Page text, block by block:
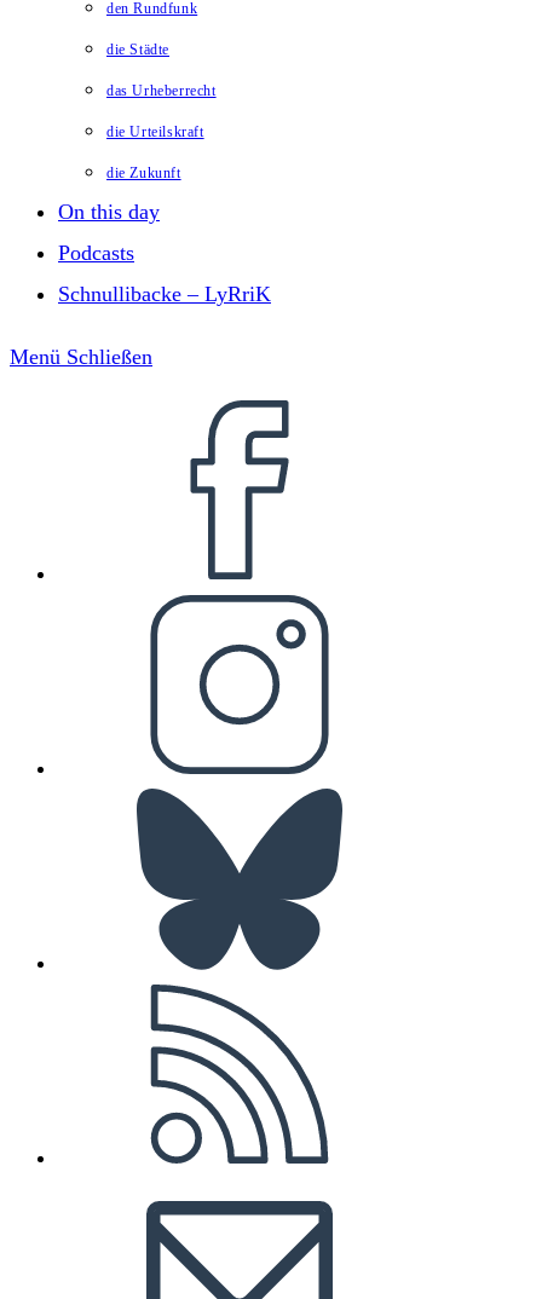
den Rundfunk
die Städte
das Urheberrecht
die Urteilskraft
die Zukunft
On this day
Podcasts
Schnullibacke – LyRriK
Menü Schließen